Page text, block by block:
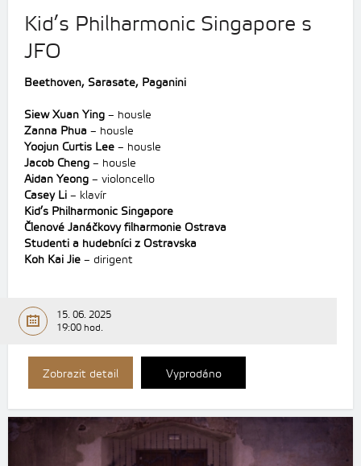
Kid’s Philharmonic Singapore s
JFO
Beethoven, Sarasate, Paganini
Siew Xuan Ying – housle
Zanna Phua – housle
Yoojun Curtis Lee – housle
Jacob Cheng – housle
Aidan Yeong – violoncello
Casey Li – klavír
Kid’s Philharmonic Singapore
Členové Janáčkovy filharmonie Ostrava
Studenti a hudebníci z Ostravska
Koh Kai Jie – dirigent
15. 06. 2025
19:00 hod.
Zobrazit detail Vyprodáno